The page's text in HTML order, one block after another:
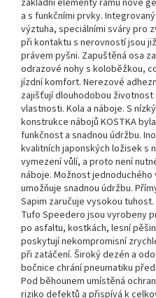
základní elementy rámu nové
a s funkčními prvky.
výztuha, speciálními sváry pro
při kontaktu s nerovností jsou
právem pyšni. Zapuštěná osa
odrazové nohy s koloběžkou,
jízdní komfort. Nerezové
zajišťují dlouhodobou
vlastnosti. Kola a náboje. S
konstrukce nábojů KOSTKA
funkčnost a snadnou údržbu.
kvalitních japonských ložisek s
vymezení vůlí, a proto není
náboje. Možnost
umožňuje snadnou údržbu.
Sapim zaručuje vysokou
Tufo Speedero jsou vyrobeny
po asfaltu, kostkách, lesní
poskytují nekompromisní
při zatáčení. Široký dezén a
bočnice chrání pneumatiku
Pod běhounem umístěná
riziko defektů a přispívá k